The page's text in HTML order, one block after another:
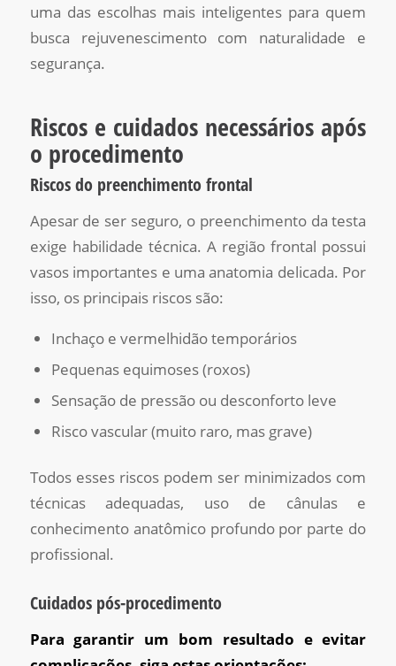
uma das escolhas mais inteligentes para quem
busca rejuvenescimento com naturalidade e
segurança.
Riscos e cuidados necessários após
o procedimento
Riscos do preenchimento frontal
Apesar de ser seguro, o preenchimento da testa
exige habilidade técnica. A região frontal possui
vasos importantes e uma anatomia delicada. Por
isso, os principais riscos são:
Inchaço e vermelhidão temporários
Pequenas equimoses (roxos)
Sensação de pressão ou desconforto leve
Risco vascular (muito raro, mas grave)
Todos esses riscos podem ser minimizados com
técnicas adequadas, uso de cânulas e
conhecimento anatômico profundo por parte do
profissional.
Cuidados pós-procedimento
Para garantir um bom resultado e evitar